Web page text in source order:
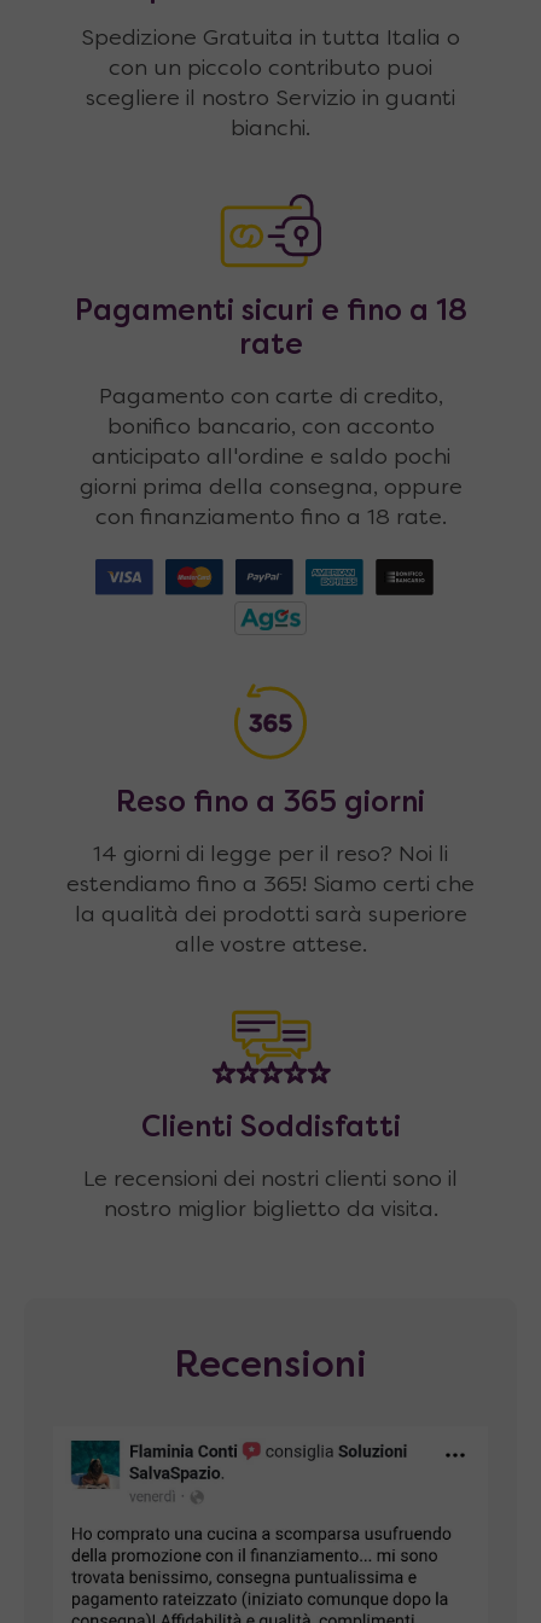
Spedizione Gratuita in tutta Italia o
con un piccolo contributo puoi
scegliere il nostro Servizio in guanti
bianchi.
Pagamenti sicuri e fino a 18
rate
Pagamento con carte di credito,
bonifico bancario, con acconto
anticipato all'ordine e saldo pochi
giorni prima della consegna, oppure
con finanziamento fino a 18 rate.
Reso fino a 365 giorni
14 giorni di legge per il reso? Noi li
estendiamo fino a 365! Siamo certi che
la qualità dei prodotti sarà superiore
alle vostre attese.
Clienti Soddisfatti
Le recensioni dei nostri clienti sono il
nostro miglior biglietto da visita.
Recensioni